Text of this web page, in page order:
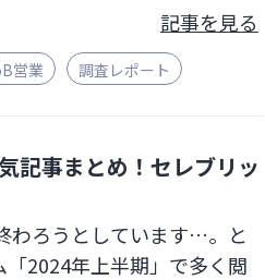
記事を見る
営業 調査レポート
記事まとめ！セレブリッ
わろうとしています…。と
2024年上半期」で多く閲